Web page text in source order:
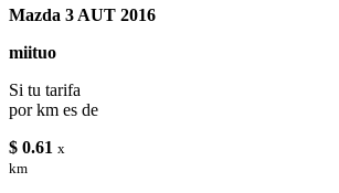
Mazda 3 AUT 2016
miituo
Si tu tarifa
por km es de
$ 0.61 x
km